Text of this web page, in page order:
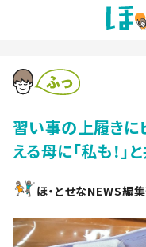
習い事の上履き
える母に「私も！
ほ・とせなNEWS編